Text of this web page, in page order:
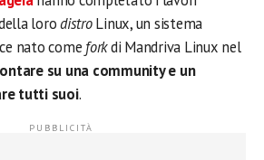
lorodistroLinux, un sistema
nato come forkdi Mandriva Linux nel
su una community e un
tutti suoi.